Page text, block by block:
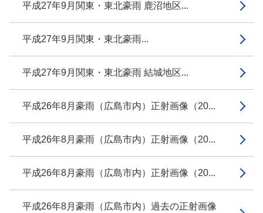
平成27年9月関東・東北豪雨 鹿沼地区...
平成27年9月関東・東北豪雨...
平成27年9月関東・東北豪雨 結城地区...
平成26年8月豪雨（広島市内）正射画像（20...
平成26年8月豪雨（広島市内）正射画像（20...
平成26年8月豪雨（広島市内）正射画像（20...
平成26年8月豪雨（広島市内）過去の正射画像